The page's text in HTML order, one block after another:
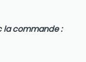
la commande :